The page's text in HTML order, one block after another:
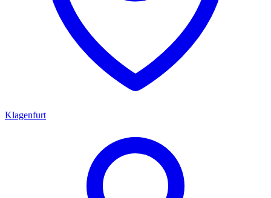
Klagenfurt